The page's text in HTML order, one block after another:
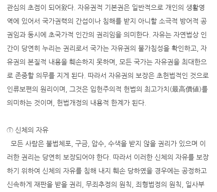
관심의 초점이 되어왔다. 자유권적 기본권은 일반적으로 개인의 생활영
역에 있어서 국가권력의 간섭이나 침해를 받지 아니할 소극적 방어적 공
권임과 동시에 초국가적 인간의 권리임을 의미한다. 자유는 자연법상 인
간이 당연히 누리는 권리로서 국가는 자유권의 불가침성을 확인하고, 자
유권의 본질적 내용을 훼손하지 못하며, 모든 국가는 자유권을 최대한으
로 존중할 의무를 지게 된다. 따라서 자유권의 보장은 초헌법적인 것으로
인류보편의 원리이며, 그것은 입헌주의적 헌법의 최고가치(最高價値)를
의미하는 것이며, 헌법개정의 내용적 한계가 된다.
① 신체의 자유
모든 사람은 불법체포, 구금, 압수, 수색을 받지 않을 권리가 있으며 이
러한 권리는 당연히 보장되어야 한다. 따라서 이러한 신체의 자유를 보장
하기 위하여 신체의 자유를 침해 내지 훼손 당하였을 경우에는 공정하고
신속하게 재판을 받을 권리, 무죄추정의 원칙, 죄형법정의 원칙, 일사부